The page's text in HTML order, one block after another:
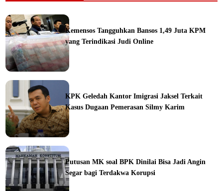
Kemensos Tangguhkan Bansos 1,49 Juta KPM
yang Terindikasi Judi Online
KPK Geledah Kantor Imigrasi Jaksel Terkait
Kasus Dugaan Pemerasan Silmy Karim
Putusan MK soal BPK Dinilai Bisa Jadi Angin
Segar bagi Terdakwa Korupsi